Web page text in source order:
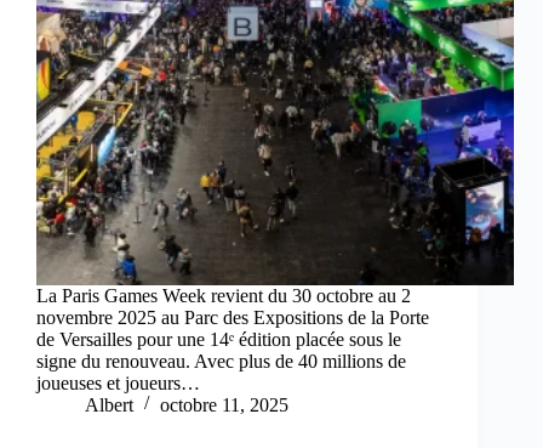
La Paris Games Week revient du 30 octobre au 2
novembre 2025 au Parc des Expositions de la Porte
de Versailles pour une 14ᵉ édition placée sous le
signe du renouveau. Avec plus de 40 millions de
joueuses et joueurs…
Albert
octobre 11, 2025